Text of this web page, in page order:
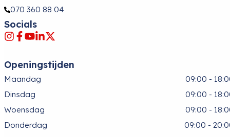
070 360 88 04
Socials
Openingstijden
Maandag
09:00 -
Dinsdag
09:00 -
Woensdag
09:00 -
Donderdag
09:00 -